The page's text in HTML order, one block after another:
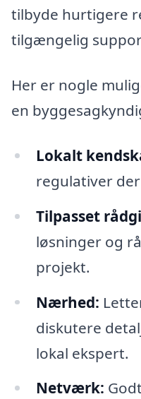
tilbyde hurtigere
tilgængelig
Her er nogle
en
Lokalt
regulativer
Tilpasset
løsninger og
projekt.
Nærhed:
diskutere
lokal ekspert.
Netværk: